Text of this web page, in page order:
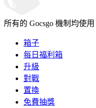
所有的 Gocsgo 機制均使用
箱子
每日福利箱
升級
對戰
置換
免費抽獎